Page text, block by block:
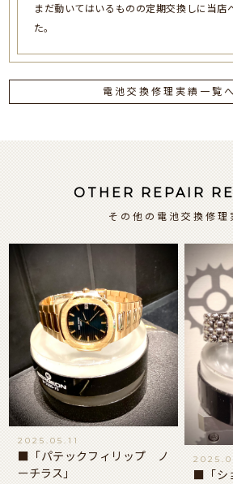
まだ動いてはいるものの定期交換しに当店
た。
電池交換修理実績一覧
OTHER REPAIR
その他の電池交換修理
2025.05.11
■「パテックフィリップ ノ
ーチラス」
■「シ